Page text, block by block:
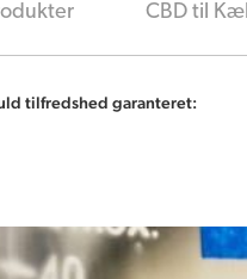
CBD til
tilfredshed garanteret: